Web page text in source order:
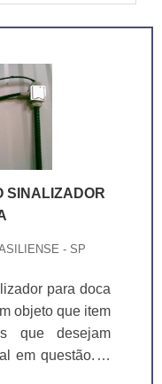
SINALIZADOR
- SP
para doca
objeto que item
que desejam
em questão. O